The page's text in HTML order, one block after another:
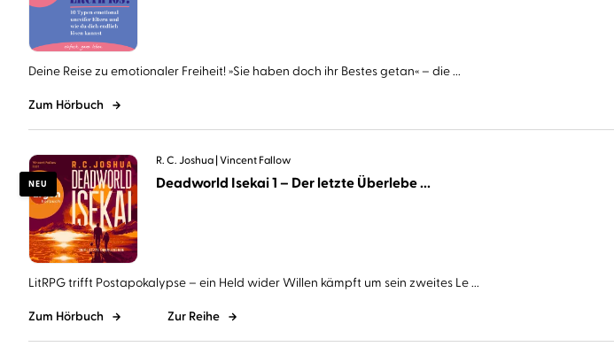
Deine Reise zu emotionaler Freiheit! »Sie haben doch ihr Bestes getan« – die ...
Zum Hörbuch
NEU
R. C. Joshua Vincent Fallow
Deadworld Isekai 1 – Der letzte Überlebe ...
LitRPG trifft Postapokalypse – ein Held wider Willen kämpft um sein zweites Le ...
Zum Hörbuch Zur Reihe